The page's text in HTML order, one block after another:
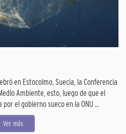
en Estocolmo, Suecia, la Conferencia
Ambiente, esto, luego de que el
el gobierno sueco en la ONU ...
Ver más